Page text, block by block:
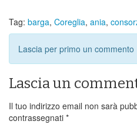
Tag: barga, Coreglia, ania,
Lascia per primo un commento
Lascia un
Il tuo indirizzo email non sarà
contrassegnati *